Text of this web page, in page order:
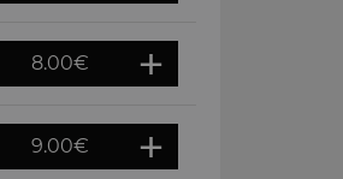
8.00€
9.00€